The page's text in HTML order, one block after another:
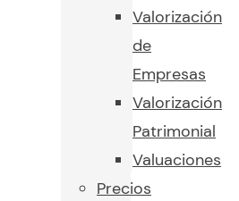
Valorización
de
Empresas
Valorización
Patrimonial
Valuaciones
Precios